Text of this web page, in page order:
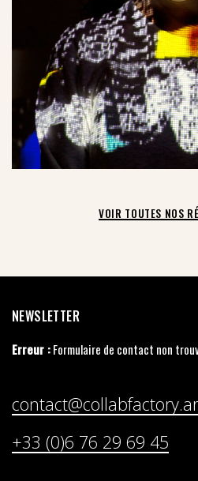
VOIR TOUTES NOS
NEWSLETTER
Erreur :Formulaire de contact non
+33 (0)6 76 29 69 45